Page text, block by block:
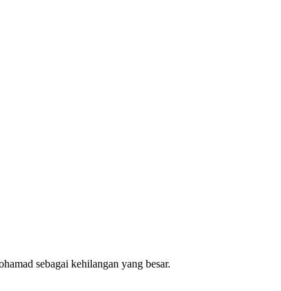
sebagai kehilangan yang besar.